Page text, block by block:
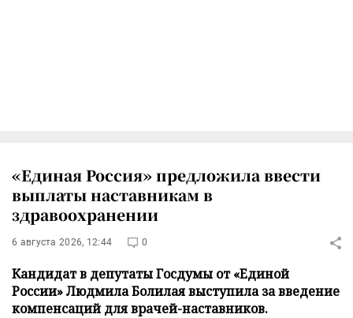
«Единая Россия» предложила ввести
выплаты наставникам в
здравоохранении
6 августа 2026, 12:44 0
Кандидат в депутаты Госдумы от «Единой
России» Людмила Болилая выступила за введение
компенсаций для врачей-наставников.